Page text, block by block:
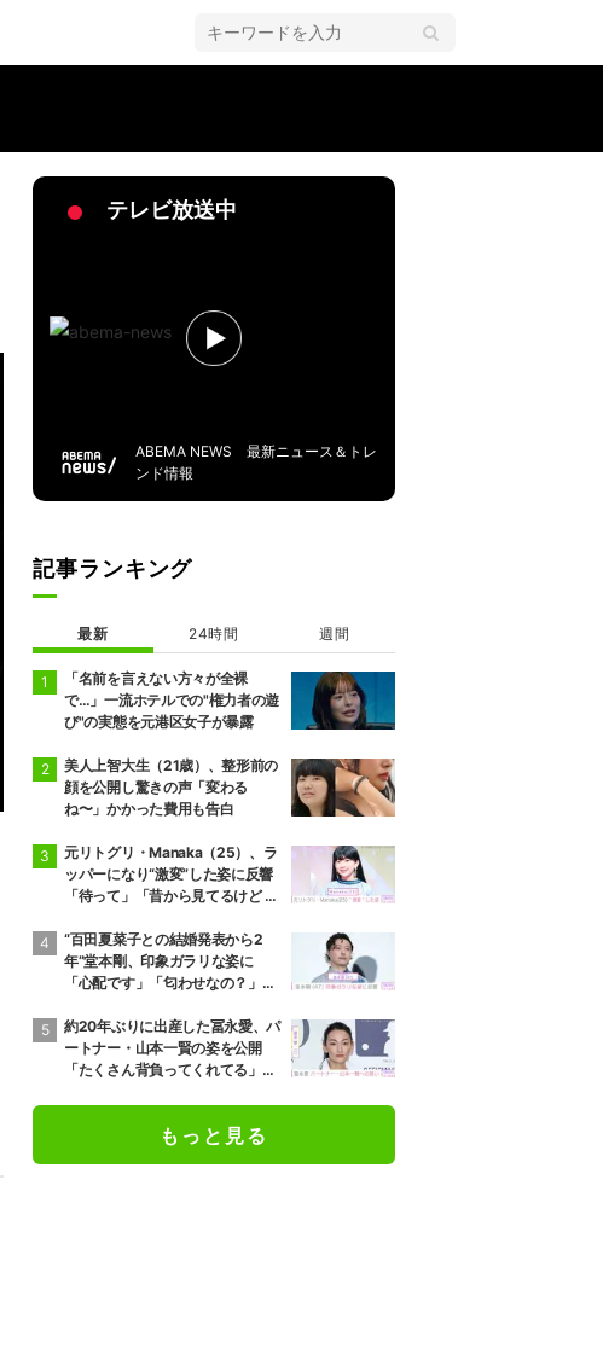
テレビ放送中
ABEMA NEWS 最新ニュース＆トレ
ンド情報
記事ランキング
最新 24時間 週間
「名前を言えない方々が全裸
で…」一流ホテルでの"権力者の遊
び"の実態を元港区女子が暴露
美人上智大生（21歳）、整形前の
顔を公開し驚きの声「変わる
ね〜」かかった費用も告白
元リトグリ・Manaka（25）、ラ
ッパーになり“激変”した姿に反響
「待って」「昔から見てるけど 最
“百田夏菜子との結婚発表から2
年”堂本剛、印象ガラリな姿に
「心配です」「匂わせなの？」な
約20年ぶりに出産した冨永愛、パ
ートナー・山本一賢の姿を公開
「たくさん背負ってくれてる」感
もっと見る